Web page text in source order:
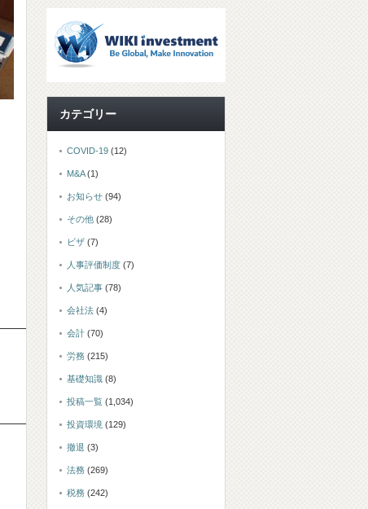
カテゴリー
COVID-19 (12)
M&A(1)
お知らせ (94)
その他 (28)
ビザ (7)
人事評価制度 (7)
人気記事 (78)
会社法 (4)
会計 (70)
労務 (215)
基礎知識 (8)
投稿一覧 (1,034)
投資環境 (129)
撤退 (3)
法務 (269)
税務 (242)